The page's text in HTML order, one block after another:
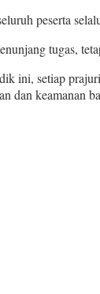
peserta
tugas,
ini, setiap
dan keamanan